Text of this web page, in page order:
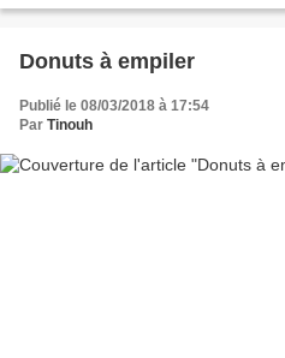
Donuts à empiler
Publié le 08/03/2018 à 17:54
Par Tinouh